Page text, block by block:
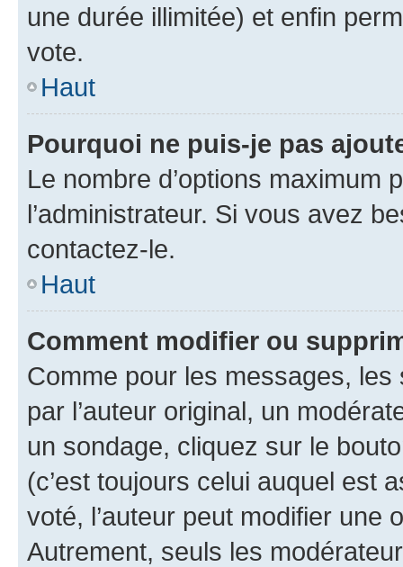
une durée illimitée) et enfin
vote.
Haut
Pourquoi ne puis-je pas
Le nombre d’options maximum
l’administrateur. Si vous avez
contactez-le.
Haut
Comment modifier ou
Comme pour les messages,
par l’auteur original, un
un sondage, cliquez sur le
(c’est toujours celui auquel est
voté, l’auteur peut modifier une
Autrement, seuls les